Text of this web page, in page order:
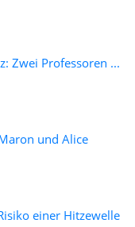
Zwei Professoren ...
und Alice
einer Hitzewelle